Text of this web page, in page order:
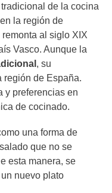
de la cocina
la región de
al siglo XIX
Vasco. Aunque la
, su
región de España.
y preferencias en
de cocinado.
una forma de
que no se
esta manera, se
nuevo plato